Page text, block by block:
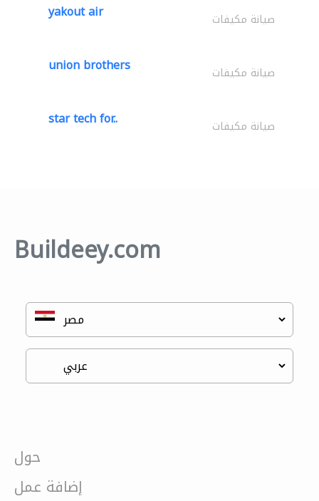
yakout air صيانة مكيفات
union brothers صيانة مكيفات
star tech for.. صيانة مكيفات
Buildeey.com
حول
إضافة عمل